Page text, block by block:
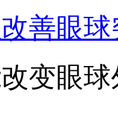
善眼
变眼